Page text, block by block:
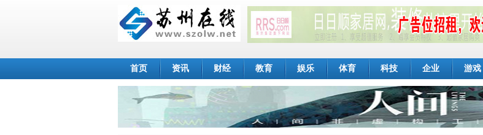
首页 资讯 财经 教育 娱乐 体育 科技 企业 游戏